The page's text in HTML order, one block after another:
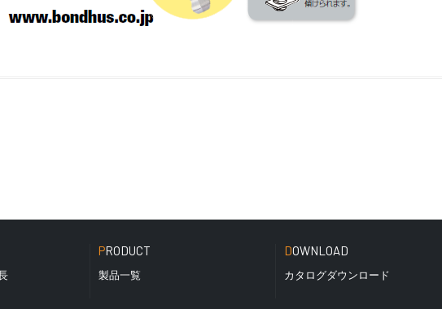
PRODUCT
製品一覧
DOWNLOAD
カタログダウンロード